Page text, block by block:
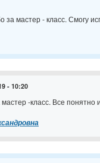
мастер - класс. Смогу
- 10:20
-класс. Все понятно